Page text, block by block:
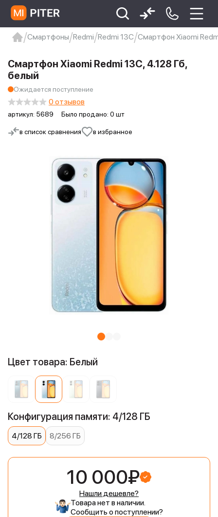
Xiaomi 9 про
xiaomi redmi 12c
Смартфоны Redmi Redmi 13C Смартфон Xiaomi
в список сравнения в избранное
Смартфон Xiaomi Redmi 13C, 4.128 Гб,
белый
Ожидается поступление
артикул: 5689 Было продано: 0 шт
0 отзывов
Цвет товара: Белый
Конфигурация памяти: 4/128 ГБ
4/128 ГБ 8/256 ГБ
10 000₽
Нашли дешевле?
Товара нет в наличии.
Сообщить о поступлении?